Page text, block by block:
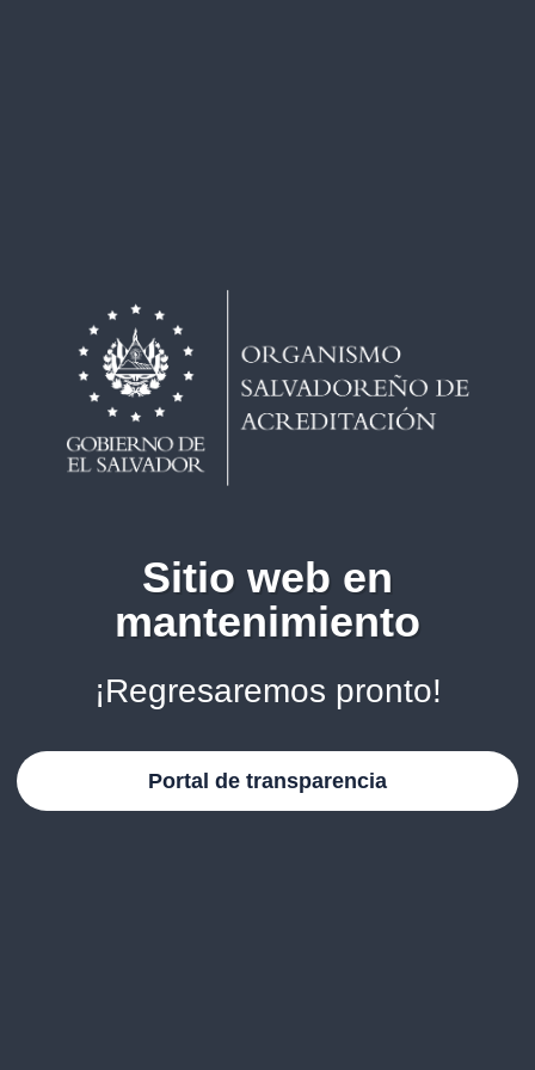
Sitio web en
mantenimiento
¡Regresaremos pronto!
Portal de transparencia